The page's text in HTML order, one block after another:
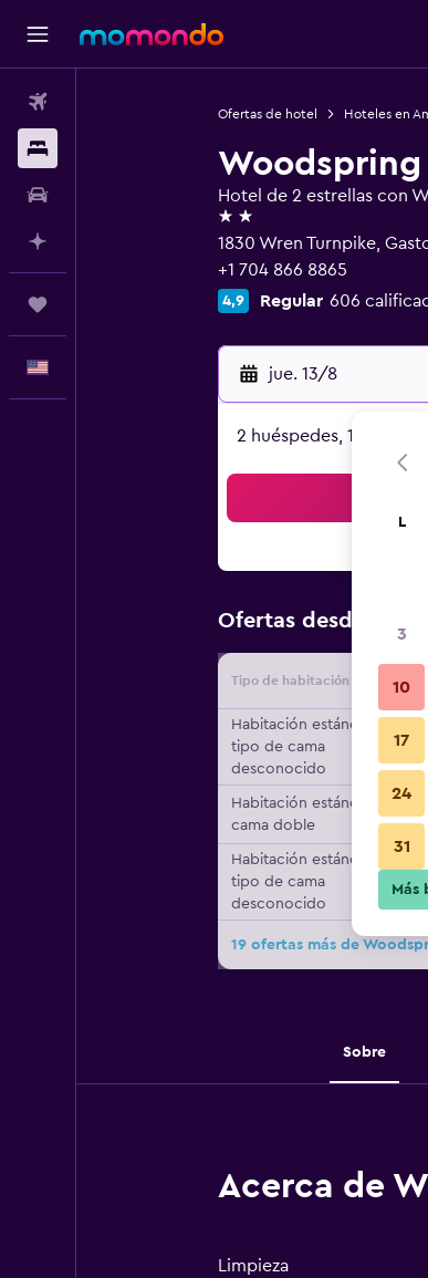
Ofertas de hotel Hoteles en
Hotel de 2 estrellas con
2 estrellas
1830 Wren Turnpike,
+1 704 866 8865
4,9 Regular 606
jue. 13/8
2 huéspedes, 1
Ofertas desde
Tipo de habitación
Habitación estándar,
tipo de cama
desconocido
Habitación estándar, 1
cama doble
Habitación estándar,
tipo de cama
desconocido
19 ofertas más de
Sobre
Acerca de
Limpieza
L
3
10
17
24
31
Más